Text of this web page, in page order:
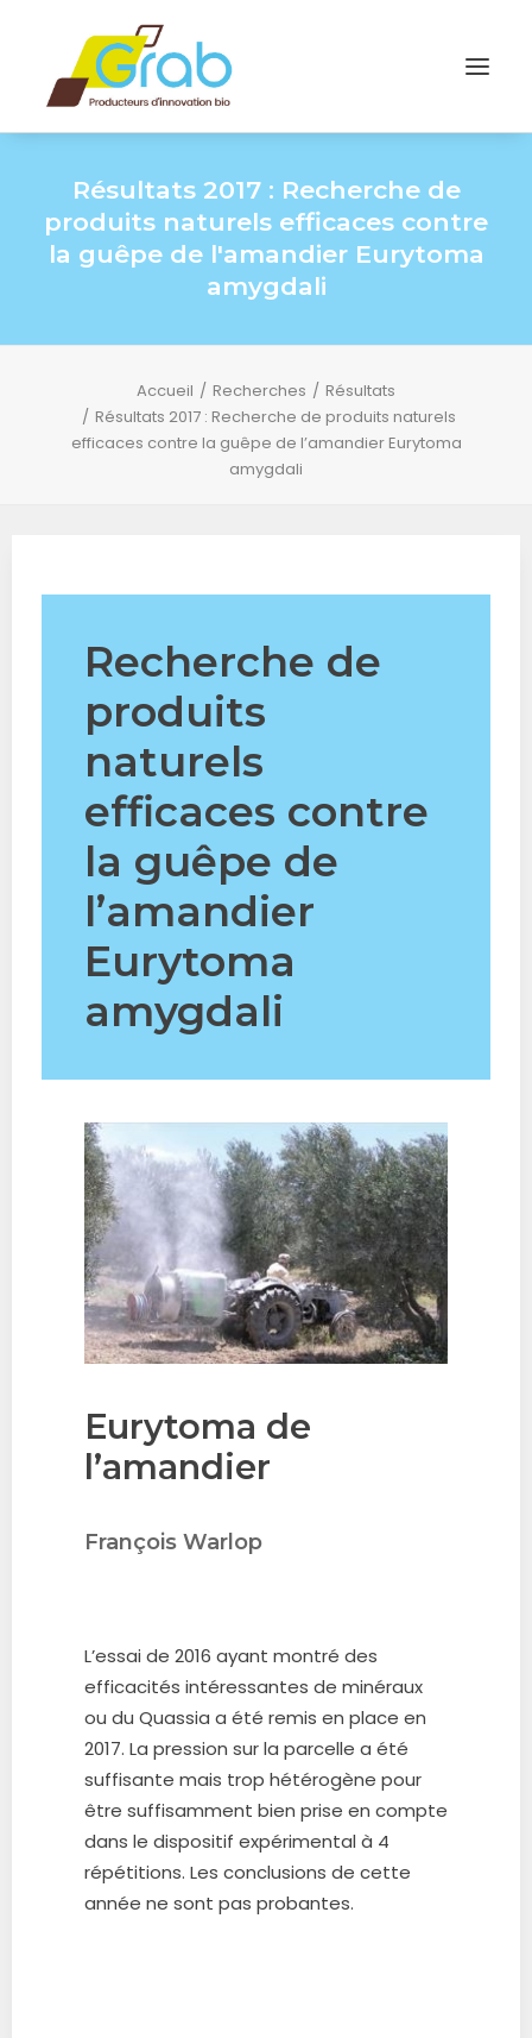
Résultats 2017 : Recherche de
produits naturels efficaces contre
la guêpe de l'amandier Eurytoma
amygdali
Accueil Recherches
Résultats
Résultats 2017 : Recherche de produits naturels
efficaces contre la guêpe de l’amandier Eurytoma
amygdali
Recherche de
produits
naturels
efficaces contre
la guêpe de
l’amandier
Eurytoma
amygdali
Eurytoma de
l’amandier
François Warlop
L’essai de 2016 ayant montré des
efficacités intéressantes de minéraux
ou du Quassia a été remis en place en
2017. La pression sur la parcelle a été
suffisante mais trop hétérogène pour
être suffisamment bien prise en compte
dans le dispositif expérimental à 4
répétitions. Les conclusions de cette
année ne sont pas probantes.